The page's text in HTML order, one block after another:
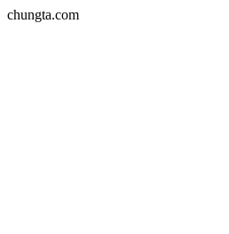
chungta.com